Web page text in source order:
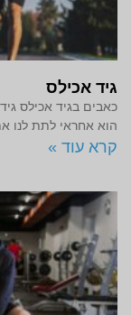
גיד אכילס
כאבים בגיד אכילס
הוא אחראי לתת לנו
קרא עוד »